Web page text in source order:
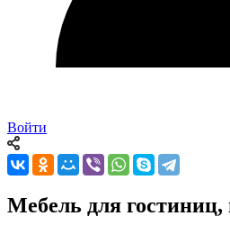
Войти
Мебель для гостиниц,